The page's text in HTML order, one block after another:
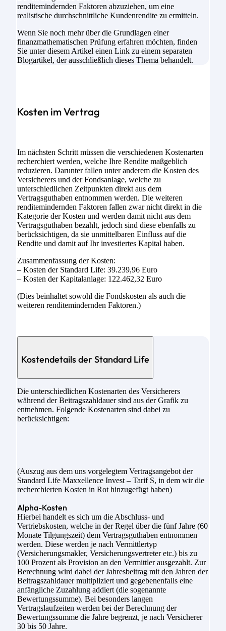
renditemindernden Faktoren abzuziehen, um eine
realistische durchschnittliche Kundenrendite zu ermitteln.
Wenn Sie noch mehr über die Grundlagen einer
finanzmathematischen Prüfung erfahren möchten, finden
Sie unter diesem Artikel einen Link zu einem separaten
Blogartikel, der ausschließlich dieses Thema behandelt.
Kosten im Vertrag
Im nächsten Schritt müssen die verschiedenen Kostenarten
recherchiert werden, welche Ihre Rendite maßgeblich
reduzieren. Darunter fallen unter anderem die Kosten des
Versicherers und der Fondsanlage, welche zu
unterschiedlichen Zeitpunkten direkt aus dem
Vertragsguthaben entnommen werden. Die weiteren
renditemindernden Faktoren fallen zwar nicht direkt in die
Kategorie der Kosten und werden damit nicht aus dem
Vertragsguthaben bezahlt, jedoch sind diese ebenfalls zu
berücksichtigen, da sie unmittelbaren Einfluss auf die
Rendite und damit auf Ihr investiertes Kapital haben.
Zusammenfassung der Kosten:
– Kosten der Standard Life: 39.239,96 Euro
– Kosten der Kapitalanlage: 122.462,32 Euro
(Dies beinhaltet sowohl die Fondskosten als auch die
weiteren renditemindernden Faktoren.)
Kostendetails der Standard Life
Die unterschiedlichen Kostenarten des Versicherers
während der Beitragszahldauer sind aus der Grafik zu
entnehmen. Folgende Kostenarten sind dabei zu
berücksichtigen:
(Auszug aus dem uns vorgelegtem Vertragsangebot der
Standard Life Maxxellence Invest – Tarif S, in dem wir die
recherchierten Kosten in Rot hinzugefügt haben)
Alpha-Kosten
Hierbei handelt es sich um die Abschluss- und
Vertriebskosten, welche in der Regel über die fünf Jahre (60
Monate Tilgungszeit) dem Vertragsguthaben entnommen
werden. Diese werden je nach Vermittlertyp
(Versicherungsmakler, Versicherungsvertreter etc.) bis zu
100 Prozent als Provision an den Vermittler ausgezahlt. Zur
Berechnung wird dabei der Jahresbeitrag mit den Jahren der
Beitragszahldauer multipliziert und gegebenenfalls eine
anfängliche Zuzahlung addiert (die sogenannte
Bewertungssumme). Bei besonders langen
Vertragslaufzeiten werden bei der Berechnung der
Bewertungssumme die Jahre begrenzt, je nach Versicherer
30 bis 50 Jahre.